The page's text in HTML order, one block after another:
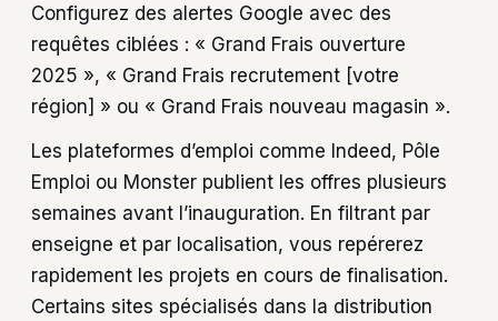
Configurez des alertes Google avec des
requêtes ciblées : « Grand Frais ouverture
2025 », « Grand Frais recrutement [votre
région] » ou « Grand Frais nouveau magasin ».
Les plateformes d’emploi comme Indeed, Pôle
Emploi ou Monster publient les offres plusieurs
semaines avant l’inauguration. En filtrant par
enseigne et par localisation, vous repérerez
rapidement les projets en cours de finalisation.
Certains sites spécialisés dans la distribution